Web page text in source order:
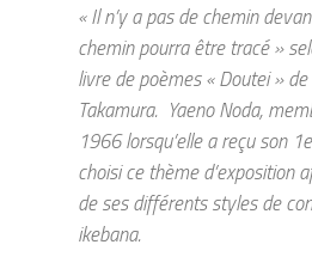
« Il n’y a pas de chemin
chemin pourra être tracé »
livre de poèmes « Doutei »
Takamura. Yaeno Noda,
1966 lorsqu’elle a reçu son
choisi ce thème d’exposition
de ses différents styles de
ikebana.